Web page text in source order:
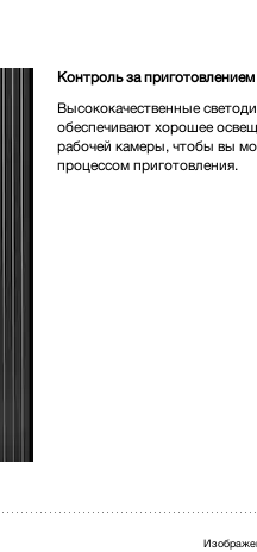
Цвет изделия: Чёрный обсидиан
Контроль за
Высококачественные
обеспечивают хорошее
рабочей камеры, чтобы вы
процессом приготовления.